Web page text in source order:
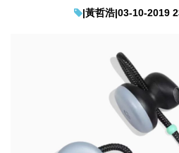
生成式AI與雲端應用
|黃哲浩|03-10-2019